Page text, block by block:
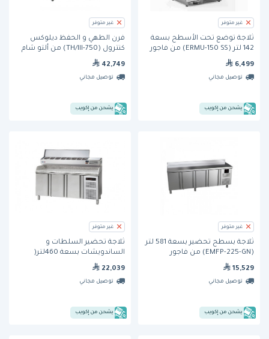
غير متوفر
ثلاجة توضع تحت الأسطح بسعة
142 لتر (ERMU-150 SS) من فاجور
6,499
توصيل مجاني
يشحن من إكويب
غير متوفر
فرن الطهي و الحفظ ديلوكس
كنترول (750-TH/III) من ألتو شام
42,749
توصيل مجاني
يشحن من إكويب
غير متوفر
ثلاجة بسطح تحضير بسعة 581 لتر
(EMFP-225-GN) من فاجور
15,529
توصيل مجاني
يشحن من إكويب
غير متوفر
ثلاجة تحضير السلطات و
الساندويشات بسعة 460لتر(
فاجور
22,039
توصيل مجاني
يشحن من إكويب